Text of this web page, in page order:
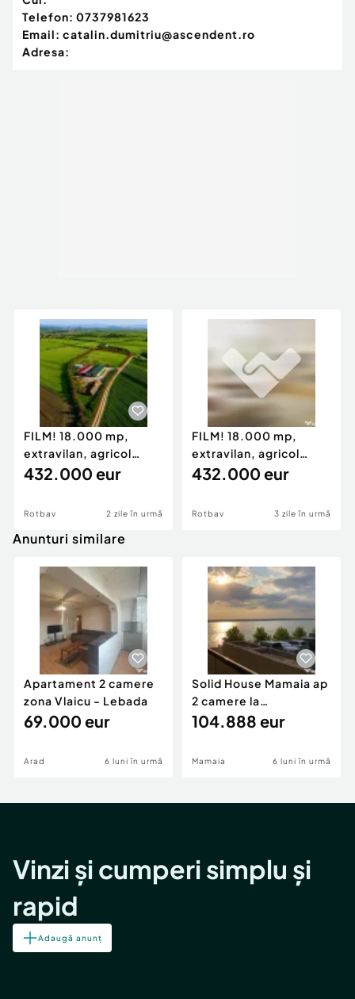
Telefon: 0737981623
Email: catalin.dumitriu@ascendent.ro
Adresa:
FILM! 18.000 mp,
extravilan, agricol
constructii:ferma,inve
432.000 eur
Rotbav 2 zile în urmă
FILM! 18.000 mp,
extravilan, agricol
constructii:ferma,inve
432.000 eur
Rotbav 3 zile în urmă
Anunturi similare
Apartament 2 camere
zona Vlaicu - Lebada
69.000 eur
Arad 6 luni în urmă
Solid House Mamaia ap
2 camere la
cheie,langa Mega
104.888 eur
Mamaia 6 luni în urmă
Vinzi și cumperi simplu și
rapid
Adaugă anunț